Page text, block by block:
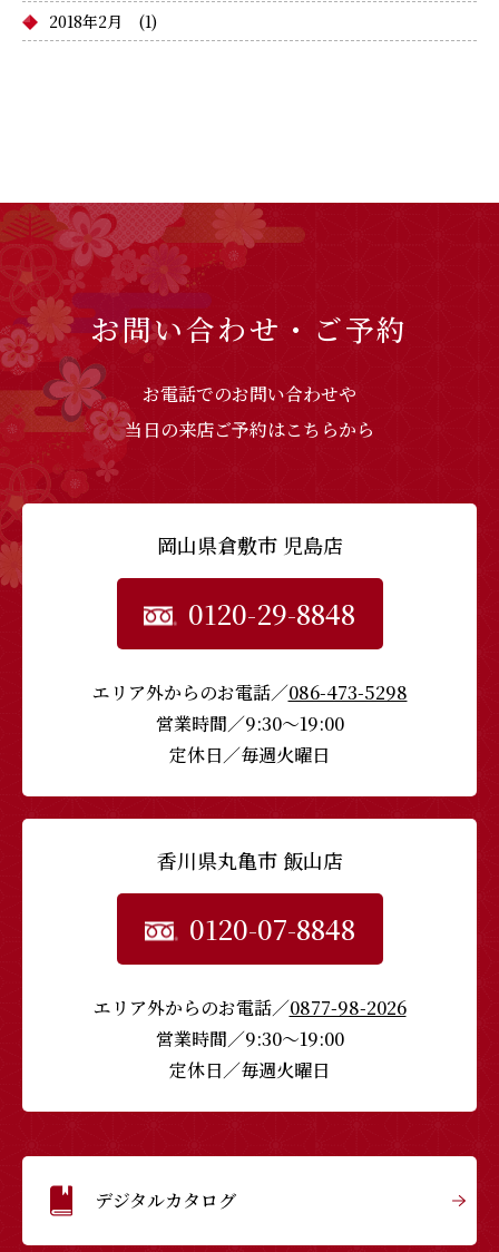
2018年2月
(1)
お問い合わせ・ご予約
お電話でのお問い合わせや
当日の来店ご予約はこちらから
岡山県倉敷市 児島店
0120-29-8848
エリア外からのお電話／086-473-5298
営業時間／9:30〜19:00
定休日／毎週火曜日
香川県丸亀市 飯山店
0120-07-8848
エリア外からのお電話／0877-98-2026
営業時間／9:30〜19:00
定休日／毎週火曜日
デジタルカタログ